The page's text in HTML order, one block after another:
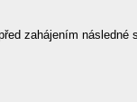
zahájením